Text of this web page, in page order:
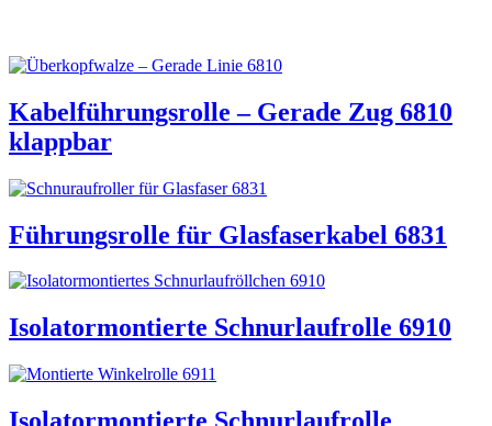
Kabelführungsrolle – Gerade Zug 6810
klappbar
Führungsrolle für Glasfaserkabel 6831
Isolatormontierte Schnurlaufrolle 6910